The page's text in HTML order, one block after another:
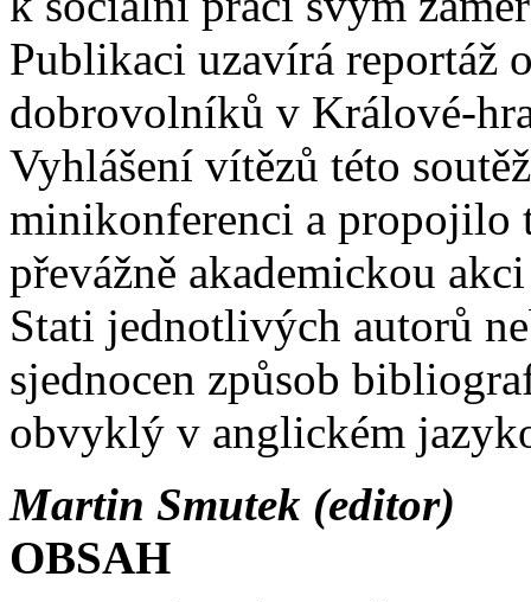
Publikaci uzavírá reportáž
dobrovolníků v Králové-
Vyhlášení vítězů této
minikonferenci a propojilo
převážně akademickou
Stati jednotlivých autorů
sjednocen způsob
obvyklý v anglickém
Martin Smutek (editor)
OBSAH